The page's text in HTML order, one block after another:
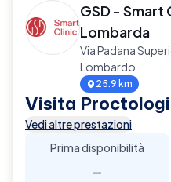
GSD - Smart
Lombarda
Via Padana
Lombardo
25.9 km
Visita
Vedi altre prestazioni
Prima disponibilità
-